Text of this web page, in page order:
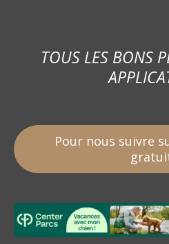
TOUS LES BONS
Pour nous suivre